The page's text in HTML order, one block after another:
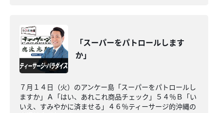
「スーパーをパトロールします
か」
７月１４日（火）のアンケー島「スーパーをパトロールし
ますか」Ａ「はい、あれこれ商品チェック」５４％Ｂ「い
いえ、すみやかに済ませる」４６％ティーサージ的沖縄の